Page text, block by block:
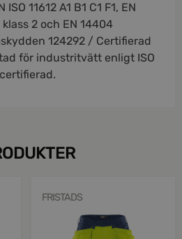
11612 A1 B1 C1 F1, EN
klass 2 och EN 14404
124292 / Certifierad
för industritvätt enligt ISO
FRISTADS